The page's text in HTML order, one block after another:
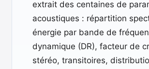
extrait des centaines de
acoustiques : répartition
énergie par bande de
dynamique (DR), facteur de
stéréo, transitoires,